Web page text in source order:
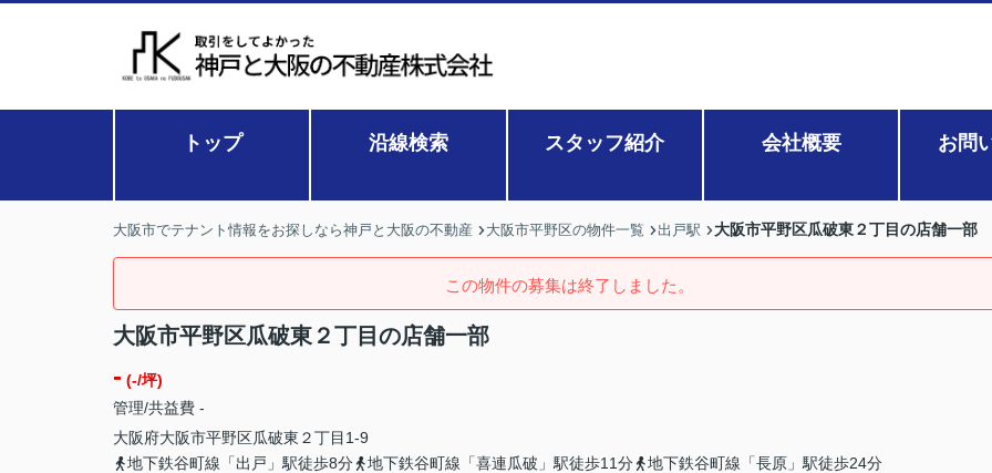
トップ 沿線検索 スタッフ紹介 会社概要 お問
大阪市でテナント情報をお探しなら神戸と大阪の不動産 大阪市平野区の物件一覧 出戸駅 大阪市平野区瓜破東２丁目の店舗一部
この物件の募集は終了しました。
大阪市平野区瓜破東２丁目の店舗一部
- (-/坪)
管理/共益費 -
大阪府大阪市平野区瓜破東 ２丁目1-9
地下鉄谷町線「出戸」駅徒歩8分
地下鉄谷町線「喜連瓜破」駅徒歩11分 地下鉄谷町線「長原」駅徒歩24分